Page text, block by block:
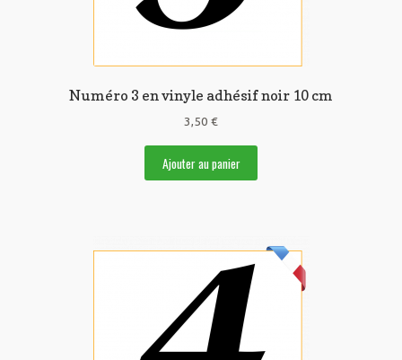
Numéro 3 en vinyle adhésif noir 10 cm
3,50 €
Ajouter au panier